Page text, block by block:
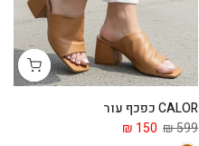
CALOR כפכף עור
599 ₪
150 ₪